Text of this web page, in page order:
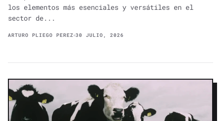
los elementos más esenciales y versátiles en el
sector de...
ARTURO PLIEGO PEREZ 30 JULIO, 2026